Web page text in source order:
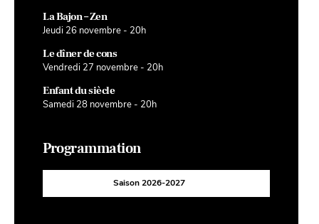
La Bajon – Zen
Jeudi 26 novembre - 20h
Le dîner de cons
Vendredi 27 novembre - 20h
Enfant du siècle
Samedi 28 novembre - 20h
Programmation
Saison 2026-2027